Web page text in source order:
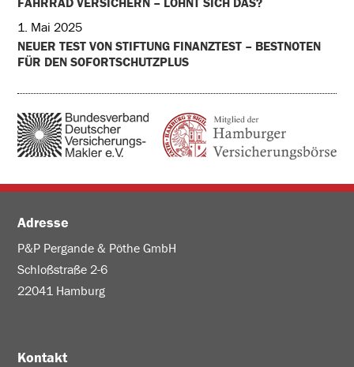
1. Mai 2025
NEUER TEST VON STIFTUNG FINANZTEST – BESTNOTEN
FÜR DEN SOFORTSCHUTZPLUS
Adresse
P&P Pergande & Pöthe GmbH
Schloßstraße 2-6
22041 Hamburg
Kontakt